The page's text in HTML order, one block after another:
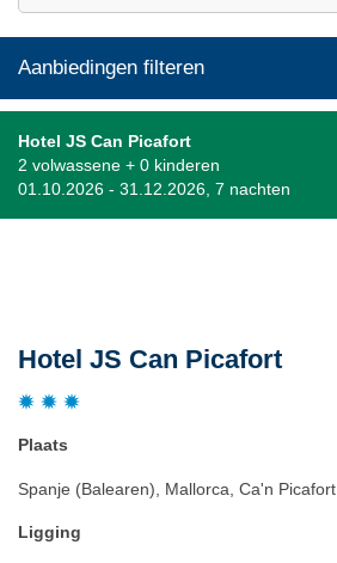
Aanbiedingen filteren
Hotel JS Can Picafort
2 volwassene + 0 kinderen
01.10.2026 - 31.12.2026, 7 nachten
Hotel JS Can Picafort
Plaats
Spanje (Balearen), Mallorca, Ca'n Picafort
Ligging